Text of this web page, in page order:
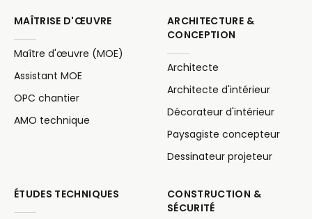
MAÎTRISE D'ŒUVRE
Maître d'œuvre (MOE)
Assistant MOE
OPC chantier
AMO technique
ARCHITECTURE &
CONCEPTION
Architecte
Architecte d'intérieur
Décorateur d'intérieur
Paysagiste concepteur
Dessinateur projeteur
ÉTUDES TECHNIQUES
CONSTRUCTION &
SÉCURITÉ